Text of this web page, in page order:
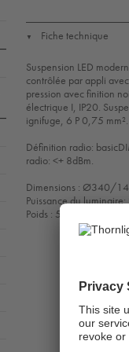
▼ Fiche technique
Suspension LED
contrôlée par appli
pression avec finition
électrique I, IP20.
ignifuge, 6 P 0,75
Définition radio:
radio: <+ 8dBm.
Dimensions : Ø340/
Puissance du
Poids : 5,1 kg